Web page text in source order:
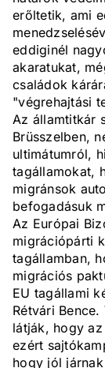
erőltetik, ami
eddiginél
akaratukat,
családok
"végrehajtási
Az államtitkár
Brüsszelben,
ultimátumról,
tagállamokat,
migránsok
befogadásuk
Az Európai
migrációpárti
tagállamban,
migrációs
EU tagállami
Rétvári
látják, hogy
ezért
hogy jól